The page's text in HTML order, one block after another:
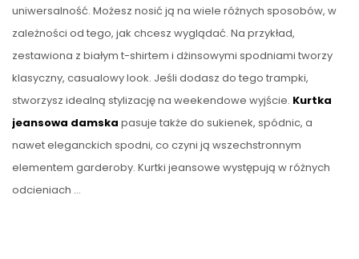
uniwersalność. Możesz nosić ją na wiele różnych sposobów, w
zależności od tego, jak chcesz wyglądać. Na przykład,
zestawiona z białym t-shirtem i dżinsowymi spodniami tworzy
klasyczny, casualowy look. Jeśli dodasz do tego trampki,
stworzysz idealną stylizację na weekendowe wyjście. Kurtka
jeansowa damska pasuje także do sukienek, spódnic, a
nawet eleganckich spodni, co czyni ją wszechstronnym
elementem garderoby. Kurtki jeansowe występują w różnych
odcieniach …